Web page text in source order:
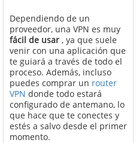
Dependiendo de un
proveedor, una VPN es muy
fácil de usar , ya que suele
venir con una aplicación que
te guiará a través de todo el
proceso. Además, incluso
puedes comprar un router
VPN donde todo estará
configurado de antemano, lo
que hace que te conectes y
estés a salvo desde el primer
momento.